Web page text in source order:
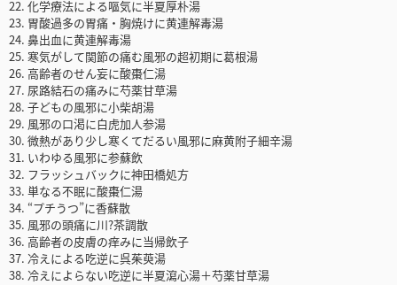
22. 化学療法による嘔気に半夏厚朴湯
23. 胃酸過多の胃痛・胸焼けに黄連解毒湯
24. 鼻出血に黄連解毒湯
25. 寒気がして関節の痛む風邪の超初期に葛根湯
26. 高齢者のせん妄に酸棗仁湯
27. 尿路結石の痛みに芍薬甘草湯
28. 子どもの風邪に小柴胡湯
29. 風邪の口渇に白虎加人参湯
30. 微熱があり少し寒くてだるい風邪に麻黄附子細辛湯
31. いわゆる風邪に参蘇飲
32. フラッシュバックに神田橋処方
33. 単なる不眠に酸棗仁湯
34. “プチうつ”に香蘇散
35. 風邪の頭痛に川?茶調散
36. 高齢者の皮膚の痒みに当帰飲子
37. 冷えによる吃逆に呉茱萸湯
38. 冷えによらない吃逆に半夏瀉心湯＋芍薬甘草湯